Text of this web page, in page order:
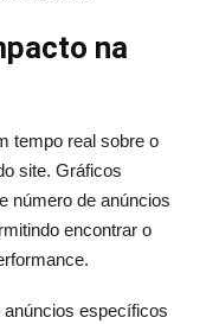
na
tempo real sobre o
site. Gráficos
número de anúncios
encontrar o
específicos